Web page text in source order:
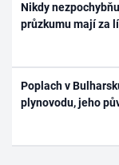
Nikdy
průzkumu mají za
Poplach v
plynovodu, jeho